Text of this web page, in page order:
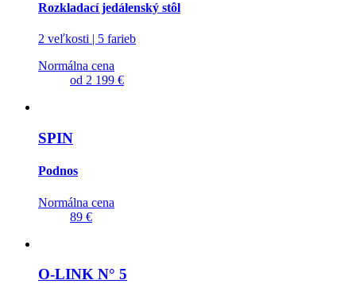
Rozkladací jedálenský stôl
2 veľkosti | 5 farieb
Normálna cena
od 2 199 €
SPIN
Podnos
Normálna cena
89 €
O-LINK N° 5